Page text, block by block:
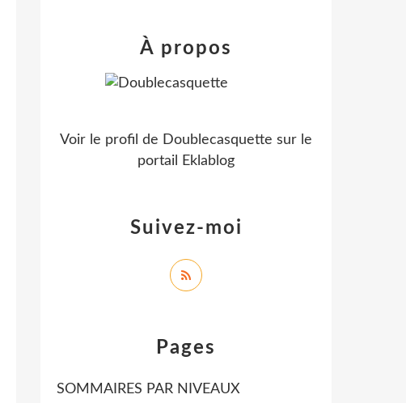
Pages
SOMMAIRES PAR NIVEAUX
Suivez-moi
À propos
Voir le profil de Doublecasquette sur le
portail Eklablog